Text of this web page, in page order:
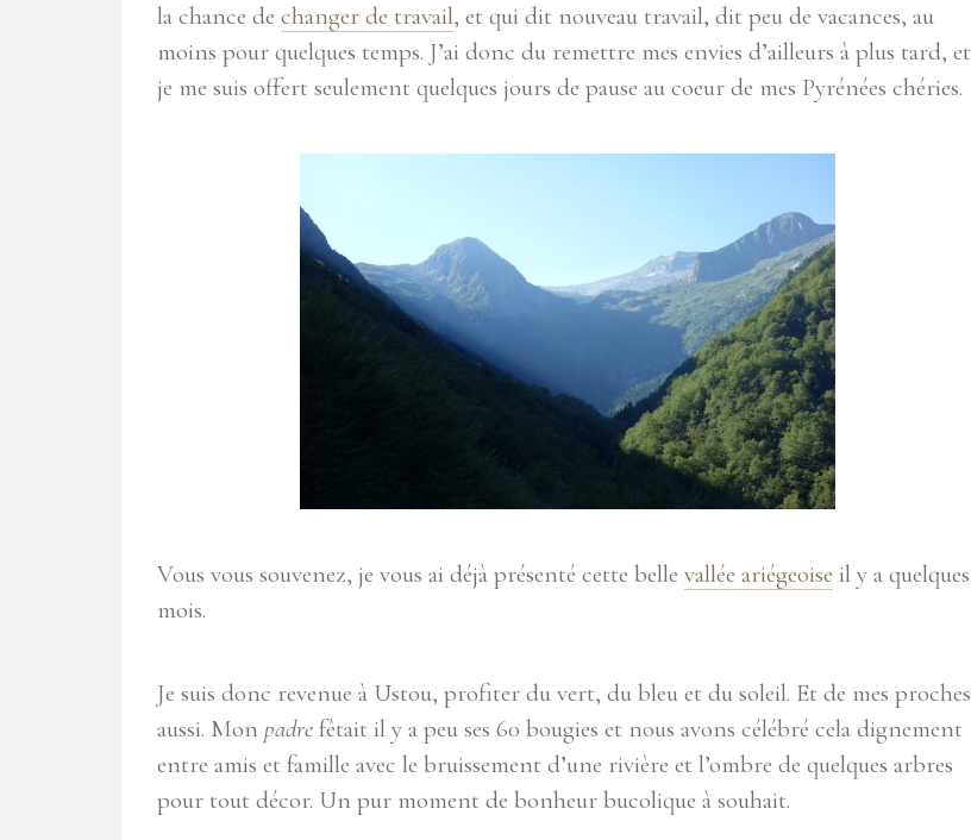
la chance de changer de travail, et qui dit nouveau travail, dit peu de vacances, au
moins pour quelques temps. J’ai donc du remettre mes envies d’ailleurs à plus tard, et
je me suis offert seulement quelques jours de pause au coeur de mes Pyrénées chéries.
Vous vous souvenez, je vous ai déjà présenté cette belle vallée ariégeoise il y a quelques
mois.
Je suis donc revenue à Ustou, profiter du vert, du bleu et du soleil. Et de mes proches
aussi. Mon padre fêtait il y a peu ses 60 bougies et nous avons célébré cela dignement
entre amis et famille avec le bruissement d’une rivière et l’ombre de quelques arbres
pour tout décor. Un pur moment de bonheur bucolique à souhait.